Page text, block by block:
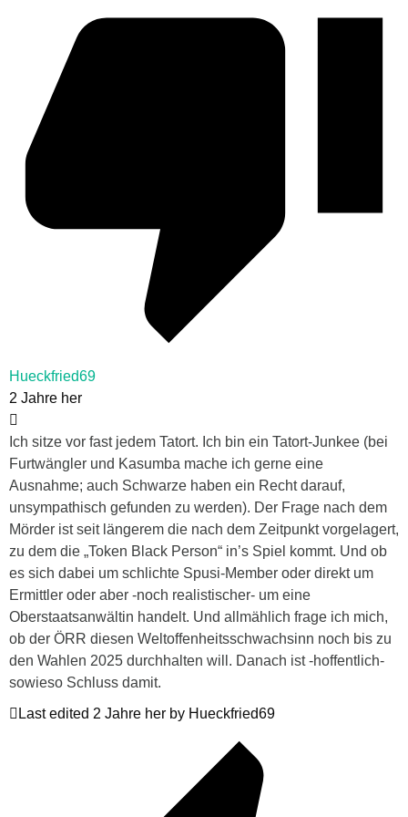
Hueckfried69
2 Jahre her
Ich sitze vor fast jedem Tatort. Ich bin ein Tatort-Junkee (bei
Furtwängler und Kasumba mache ich gerne eine
Ausnahme; auch Schwarze haben ein Recht darauf,
unsympathisch gefunden zu werden). Der Frage nach dem
Mörder ist seit längerem die nach dem Zeitpunkt vorgelagert,
zu dem die „Token Black Person“ in’s Spiel kommt. Und ob
es sich dabei um schlichte Spusi-Member oder direkt um
Ermittler oder aber -noch realistischer- um eine
Oberstaatsanwältin handelt. Und allmählich frage ich mich,
ob der ÖRR diesen Weltoffenheitsschwachsinn noch bis zu
den Wahlen 2025 durchhalten will. Danach ist -hoffentlich-
sowieso Schluss damit.
Last edited 2 Jahre her by Hueckfried69